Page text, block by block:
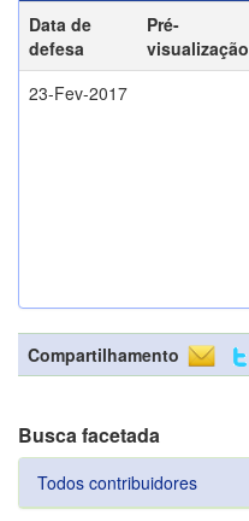
Data de
defesa
Pré-
visualização
23-Fev-2017
Compartilhamento
Busca facetada
Todos contribuidores